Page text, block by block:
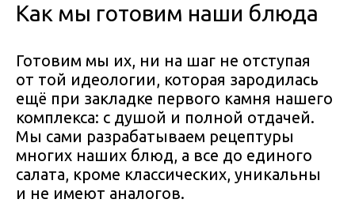
Как мы готовим наши блюда
Готовим мы их, ни на шаг не отступая
от той идеологии, которая зародилась
ещё при закладке первого камня нашего
комплекса: с душой и полной отдачей.
Мы сами разрабатываем рецептуры
многих наших блюд, а все до единого
салата, кроме классических, уникальны
и не имеют аналогов.